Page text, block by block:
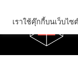
เราใช้คุ๊กกี้บนเว็บไ